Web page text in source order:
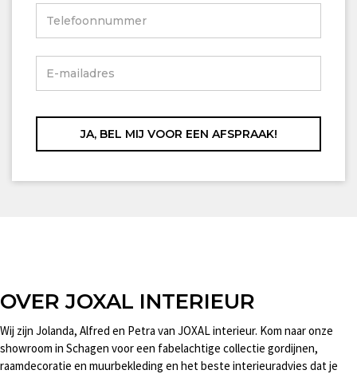
OVER JOXAL INTERIEUR
Wij zijn Jolanda, Alfred en Petra van JOXAL interieur. Kom naar onze
showroom in Schagen voor een fabelachtige collectie gordijnen,
raamdecoratie en muurbekleding en het beste interieuradvies dat je